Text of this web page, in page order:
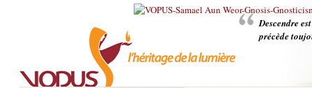
Descendre
précède